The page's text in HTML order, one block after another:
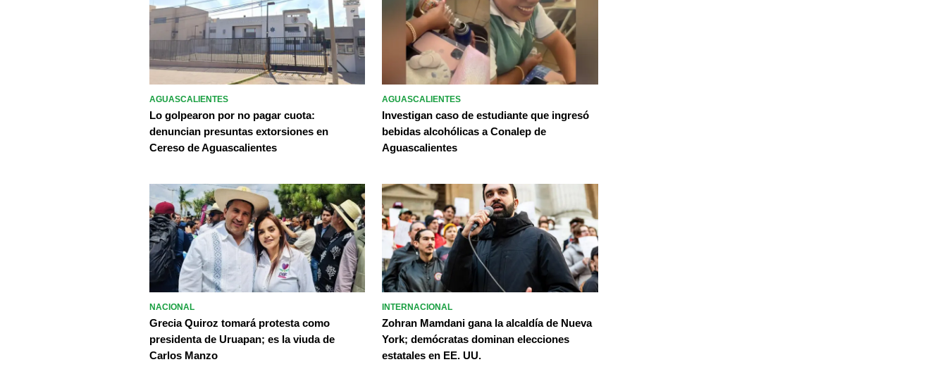
AGUASCALIENTES
Lo golpearon por no pagar cuota:
denuncian presuntas extorsiones en
Cereso de Aguascalientes
AGUASCALIENTES
Investigan caso de estudiante que ingresó
bebidas alcohólicas a Conalep de
Aguascalientes
NACIONAL
Grecia Quiroz tomará protesta como
presidenta de Uruapan; es la viuda de
Carlos Manzo
INTERNACIONAL
Zohran Mamdani gana la alcaldía de Nueva
York; demócratas dominan elecciones
estatales en EE. UU.